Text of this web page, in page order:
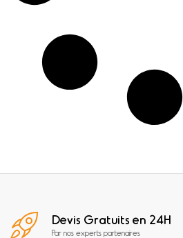
Devis Gratuits en 24H
Par nos experts partenaires